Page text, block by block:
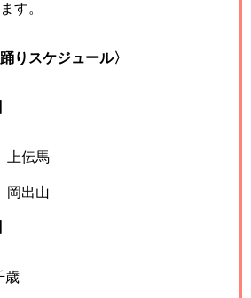
す。
りスケジュール〉
上伝馬
岡出山
歳